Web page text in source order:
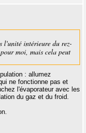
l'unité intérieure du rez-
moi, mais cela peut
: allumez
ne fonctionne pas et
l'évaporateur avec les
du gaz et du froid.